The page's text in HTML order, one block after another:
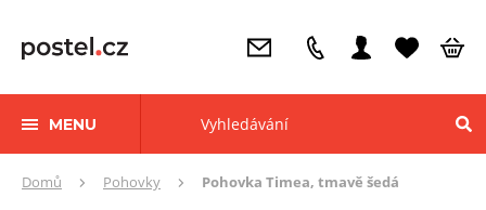
MENU
ZdeDomů Pohovky Pohovka Timea, tmavě šedá